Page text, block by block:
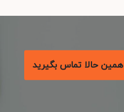
همین حالا تماس بگیرید